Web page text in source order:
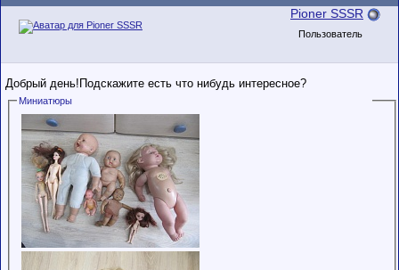
Pioner SSSR
Пользователь
Добрый день!Подскажите есть что нибудь интересное?
Миниатюры